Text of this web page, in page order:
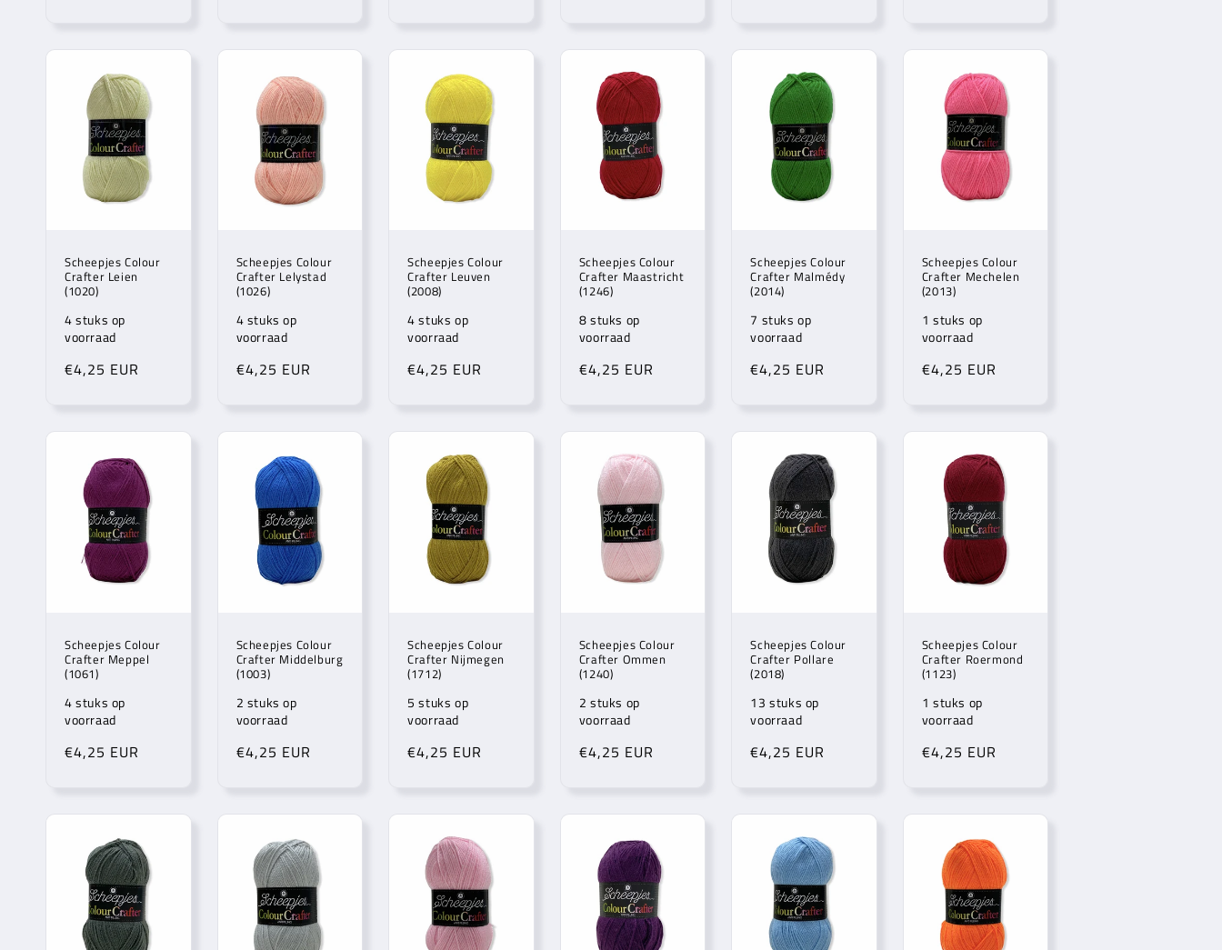
Scheepjes Colour
Crafter Leien
(1020)
4 stuks op
voorraad
Normale
€4,25 EUR
Scheepjes Colour
Crafter Lelystad
(1026)
4 stuks op
voorraad
Normale
€4,25 EUR
Scheepjes Colour
Crafter Leuven
(2008)
4 stuks op
voorraad
Normale
€4,25 EUR
Scheepjes Colour
Crafter Maastricht
(1246)
8 stuks op
voorraad
Normale
€4,25 EUR
Scheepjes Colour
Crafter Malmédy
(2014)
7 stuks op
voorraad
Normale
€4,25 EUR
Scheepjes Colour
Crafter Mechelen
(2013)
1 stuks op
voorraad
Normale
€4,25 EUR
Scheepjes Colour
Crafter Meppel
(1061)
4 stuks op
voorraad
Normale
€4,25 EUR
Scheepjes Colour
Crafter Middelburg
(1003)
2 stuks op
voorraad
Normale
€4,25 EUR
Scheepjes Colour
Crafter Nijmegen
(1712)
5 stuks op
voorraad
Normale
€4,25 EUR
Scheepjes Colour
Crafter Ommen
(1240)
2 stuks op
voorraad
Normale
€4,25 EUR
Scheepjes Colour
Crafter Pollare
(2018)
13 stuks op
voorraad
Normale
€4,25 EUR
Scheepjes Colour
Crafter Roermond
(1123)
1 stuks op
voorraad
Normale
€4,25 EUR